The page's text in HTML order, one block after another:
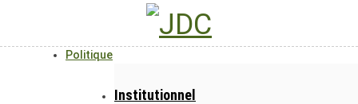
Politique
Institutionnel